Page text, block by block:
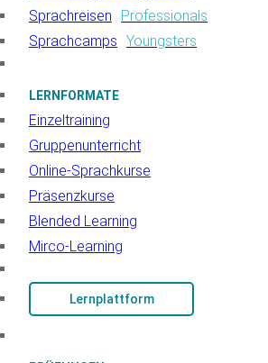
Sprachreisen
Professionals
Sprachcamps Youngsters
LERNFORMATE
Einzeltraining
Gruppenunterricht
Online-Sprachkurse
Präsenzkurse
Blended Learning
Mirco-Learning
Lernplattform